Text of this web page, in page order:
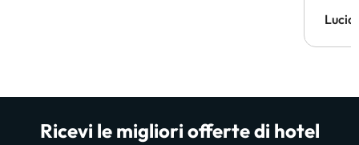
Lucia
Ricevi le migliori offerte di hotel